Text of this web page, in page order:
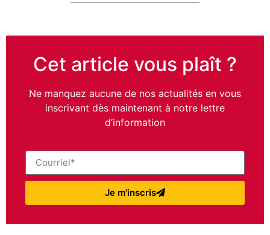
Cet article vous plaît ?
Ne manquez aucune de nos actualités en vous
inscrivant dès maintenant à notre lettre
d’information
Je m'inscris